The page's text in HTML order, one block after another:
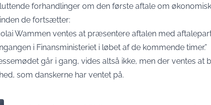
forhandlinger om den første aftale om økonomisk
de fortsætter:
Wammen ventes at præsentere aftalen med
i Finansministeriet i løbet af de kommende timer.”
går i gang, vides altså ikke, men der ventes at
som danskerne har ventet på.